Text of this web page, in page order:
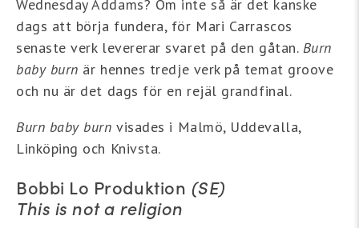
Wednesday Addams? Om inte så är det kanske
dags att börja fundera, för Mari Carrascos
senaste verk levererar svaret på den gåtan. Burn
baby burn är hennes tredje verk på temat groove
och nu är det dags för en rejäl grandfinal.
Burn baby burnvisades i Malmö, Uddevalla,
Linköping och Knivsta.
Bobbi Lo Produktion (SE)
This is not a religion